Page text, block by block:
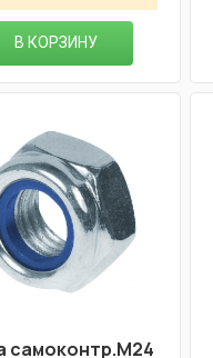
В КОРЗИНУ
самоконтр.М24